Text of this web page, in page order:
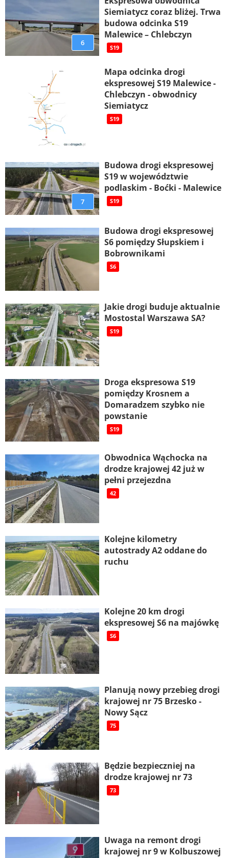
6
Siemiatycz coraz bliżej. Trwa
budowa odcinka S19
Malewice – Chlebczyn
S19
Mapa odcinka drogi
ekspresowej S19 Malewice -
Chlebczyn - obwodnicy
Siemiatycz
S19
7
Budowa drogi ekspresowej
S19 w województwie
podlaskim - Boćki - Malewice
S19
Budowa drogi ekspresowej
S6 pomiędzy Słupskiem i
Bobrownikami
S6
Jakie drogi buduje aktualnie
Mostostal Warszawa SA?
S19
Droga ekspresowa S19
pomiędzy Krosnem a
Domaradzem szybko nie
powstanie
S19
Obwodnica Wąchocka na
drodze krajowej 42 już w
pełni przejezdna
42
Kolejne kilometry
autostrady A2 oddane do
ruchu
Kolejne 20 km drogi
ekspresowej S6 na majówkę
S6
Planują nowy przebieg drogi
krajowej nr 75 Brzesko -
Nowy Sącz
75
Będzie bezpieczniej na
drodze krajowej nr 73
73
Uwaga na remont drogi
krajowej nr 9 w Kolbuszowej